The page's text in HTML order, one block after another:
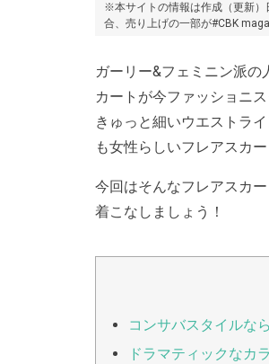
※本サイトの情報は作成（更新）
合、売り上げの一部が#CBK
ガーリー&フェミニン派
カートが今ファッショニ
きゅっと細いウエストラ
も女性らしいフレアスカ
今回はそんなフレアスカ
着こなしましょう！
コンサバスタイルな
ドラマティックなカ